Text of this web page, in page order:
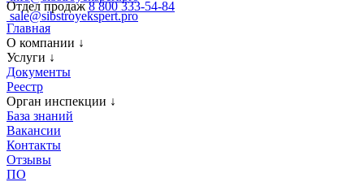
Отдел продаж 8 800 333-54-84
sale@sibstroyekspert.pro
Главная
О компании ↓
Услуги ↓
Документы
Реестр
Орган инспекции ↓
База знаний
Вакансии
Контакты
Отзывы
ПО